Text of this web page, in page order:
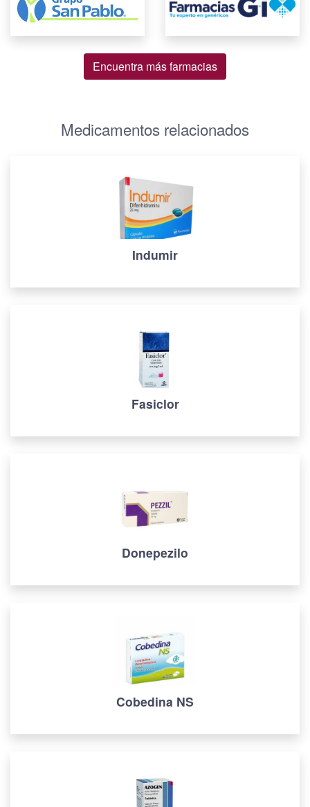
Encuentra más farmacias
Medicamentos relacionados
Indumir
Fasiclor
Donepezilo
Cobedina NS